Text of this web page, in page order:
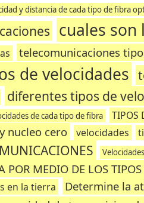
y distancia de cada tipo de fibra
cuales son
telecomunicaciones
de velocidades
diferentes tipos de
de cada tipo de fibra TIPOS
nucleo cero velocidades
POR MEDIO DE LOS
en la tierra Determine la